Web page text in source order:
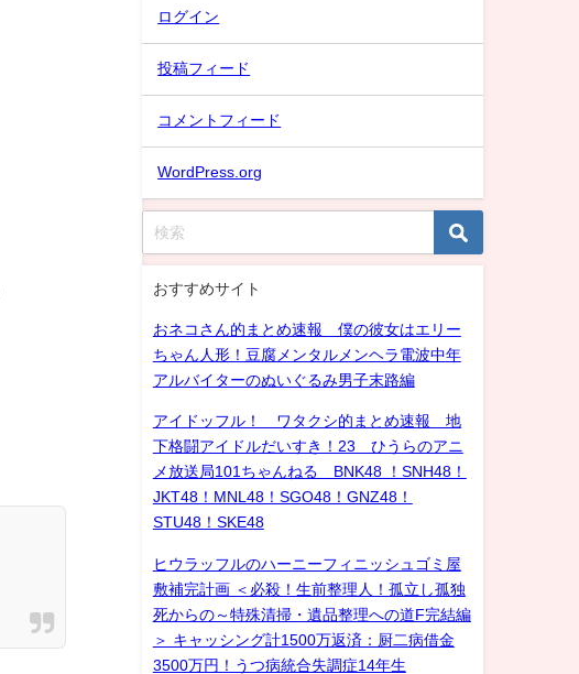
ログイン
投稿フィード
コメントフィード
WordPress.org
おすすめサイト
おネコさん的まとめ速報 僕の彼女はエリー
ちゃん人形！豆腐メンタルメンヘラ電波中年
アルバイターのぬいぐるみ男子末路編
アイドッフル！ ワタクシ的まとめ速報 地
下格闘アイドルだいすき！23 ひうらのアニ
メ放送局101ちゃんねる BNK48 ！SNH48！
JKT48！MNL48！SGO48！GNZ48！
STU48！SKE48
ヒウラッフルのハーニーフィニッシュゴミ屋
敷補完計画 ＜必殺！生前整理人！孤立し孤独
死からの～特殊清掃・遺品整理への道F完結編
＞ キャッシング計1500万返済：厨二病借金
3500万円！うつ病統合失調症14年生